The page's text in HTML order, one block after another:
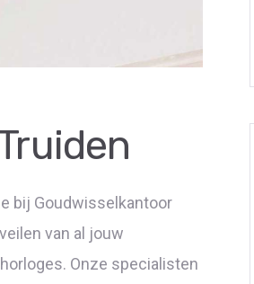
bij Goudwisselkantoor
van al jouw
Onze specialisten